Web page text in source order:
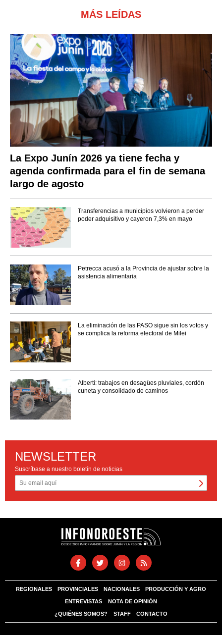
MÁS LEÍDAS
La Expo Junín 2026 ya tiene fecha y
agenda confirmada para el fin de semana
largo de agosto
Transferencias a municipios volvieron a perder
poder adquisitivo y cayeron 7,3% en mayo
Petrecca acusó a la Provincia de ajustar sobre la
asistencia alimentaria
La eliminación de las PASO sigue sin los votos y
se complica la reforma electoral de Milei
Alberti: trabajos en desagües pluviales, cordón
cuneta y consolidado de caminos
NEWSLETTER
Suscríbase a nuestro boletín de noticias
REGIONALES PROVINCIALES NACIONALES PRODUCCIÓN Y AGRO
ENTREVISTAS NOTA DE OPINIÓN
¿QUIÉNES SOMOS? STAFF CONTACTO